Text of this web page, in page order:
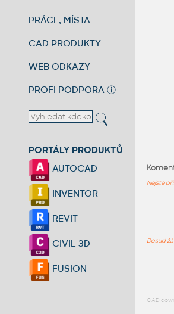
PRÁCE, MÍSTA
CAD PRODUKTY
WEB ODKAZY
PROFI PODPORA ⓘ
PORTÁLY PRODUKTŮ
AUTOCAD
INVENTOR
REVIT
CIVIL 3D
FUSION
Nejste
Dosud
CAD